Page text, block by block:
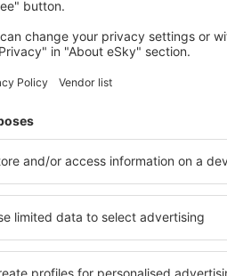
Apart Konopnicka
Augustow, 07 srpna 2026,
Podívejte se na